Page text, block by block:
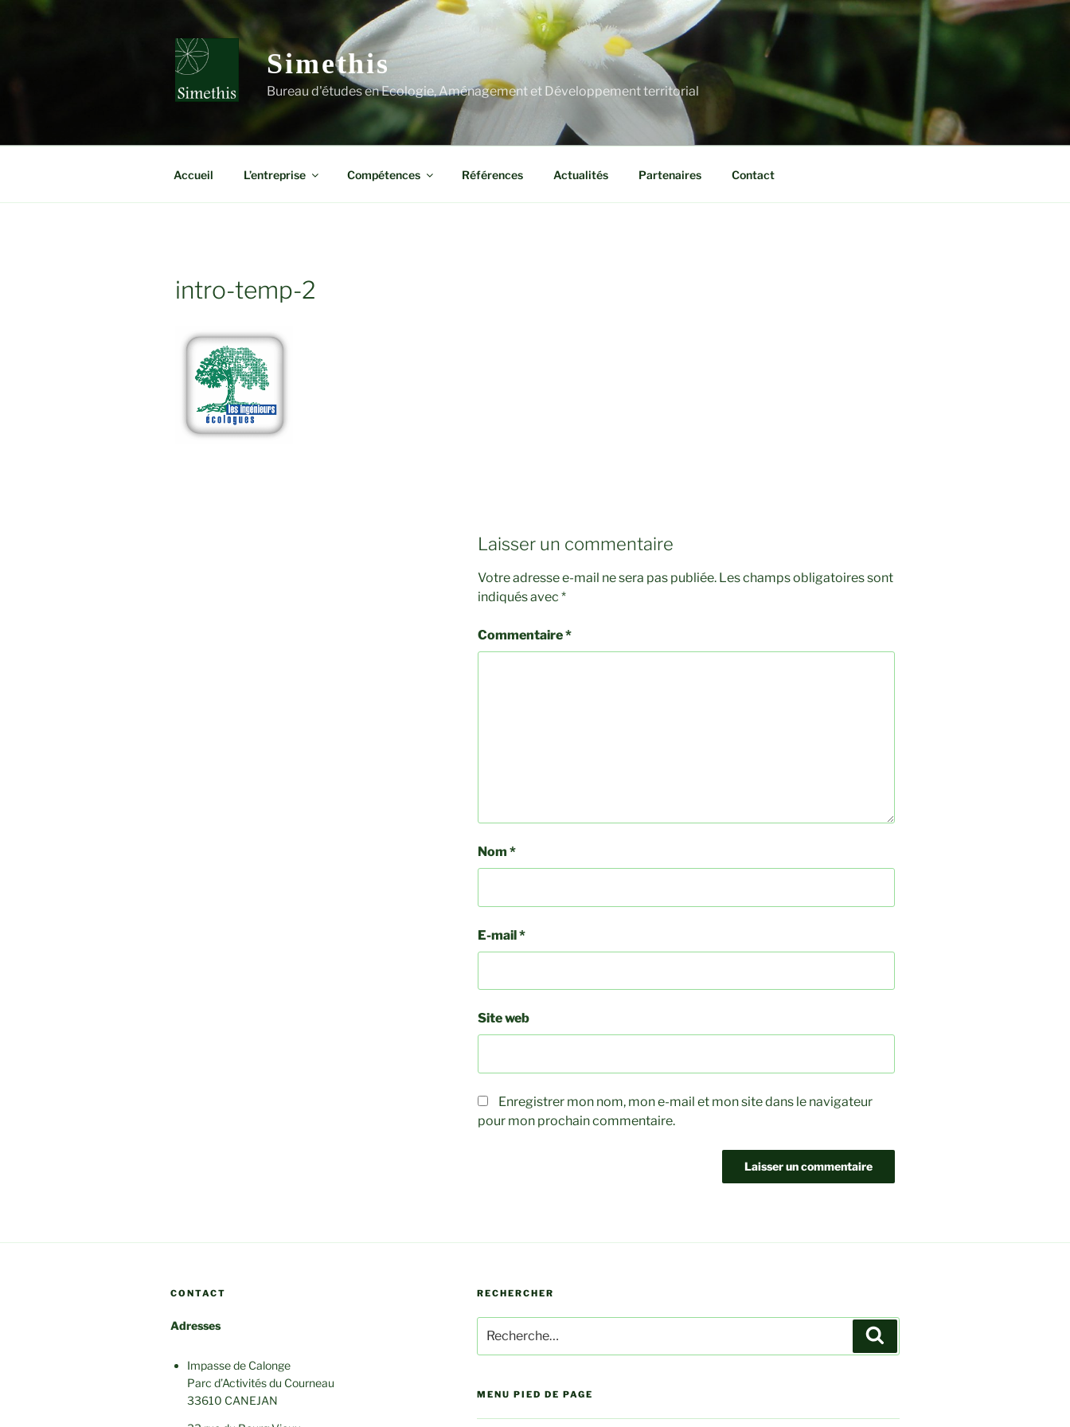
Simethis
Bureau d'études en Ecologie, Aménagement et Développement territorial
Accueil L’entreprise Compétences Références Actualités Partenaires Contact
intro-temp-2
Laisser un commentaire
Votre adresse e-mail ne sera pas publiée. Les champs obligatoires sont
indiqués avec *
Commentaire*
Nom *
E-mail*
Site web
Enregistrer mon nom, mon e-mail et mon site dans le navigateur
pour mon prochain commentaire.
CONTACT
Adresses
Impasse de Calonge
Parc d’Activités du Courneau
33610 CANEJAN
RECHERCHER
pour
:
MENU PIED DE PAGE